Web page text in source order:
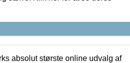
absolut største online udvalg af